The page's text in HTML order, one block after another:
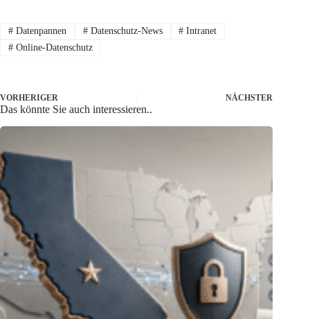
#Datenpannen #Datenschutz-News # Intranet
#Online-Datenschutz
VORHERIGER NÄCHSTER
Das könnte Sie auch interessieren..